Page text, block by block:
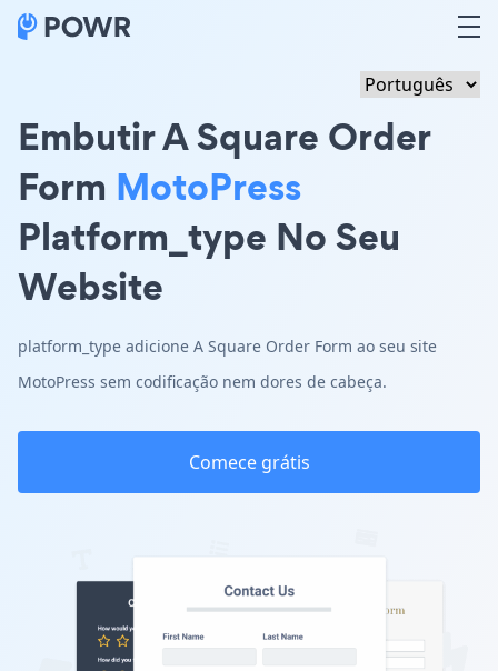
Embutir A Square Order
Form MotoPress
Platform_type No Seu
Website
platform_type adicione A Square Order Form ao seu site
MotoPress sem codificação nem dores de cabeça.
Comece grátis